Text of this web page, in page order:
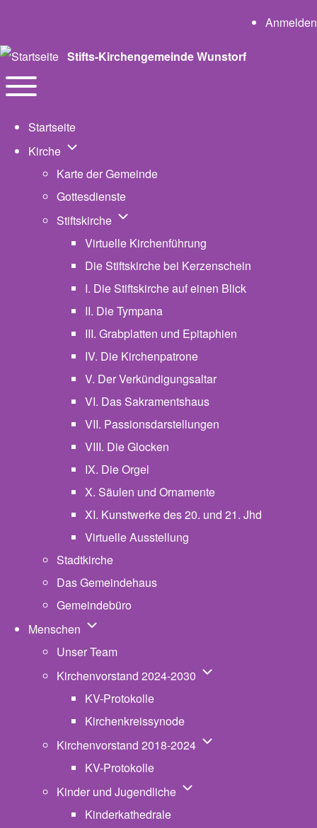
User
Anmelden
Stifts-Kirchengemeinde Wunstorf
Navigation
Startseite
Kirche Unternavigation von Kirche
Karte der Gemeinde
Gottesdienste
Stiftskirche Unternavigation von Stiftskirche
Virtuelle Kirchenführung
Die Stiftskirche bei Kerzenschein
I. Die Stiftskirche auf einen Blick
II. Die Tympana
III. Grabplatten und Epitaphien
IV. Die Kirchenpatrone
V. Der Verkündigungsaltar
VI. Das Sakramentshaus
VII. Passionsdarstellungen
VIII. Die Glocken
IX. Die Orgel
X. Säulen und Ornamente
XI. Kunstwerke des 20. und 21. Jhd
Virtuelle Ausstellung
Stadtkirche
Das Gemeindehaus
Gemeindebüro
Menschen Unternavigation von Menschen
Unser Team
Kirchenvorstand 2024-2030 Unternavigation von
KV-Protokolle
Kirchenkreissynode
Kirchenvorstand 2018-2024 Unternavigation von
KV-Protokolle
Kinder und Jugendliche Unternavigation von
Kinderkathedrale